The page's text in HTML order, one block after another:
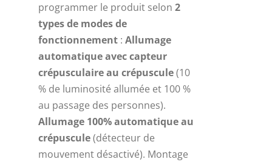
programmer le produit selon2
types de modes de
fonctionnement :Allumage
automatique avec capteur
crépusculaire au crépuscule(10
% de luminosité allumée et 100 %
au passage des personnes).
Allumage 100% automatique au
crépuscule(détecteur de
mouvement désactivé). Montage